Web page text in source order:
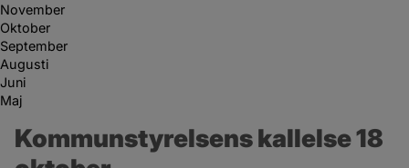
November
Oktober
September
Augusti
Juni
Maj
Kommunstyrelsens kallelse 18